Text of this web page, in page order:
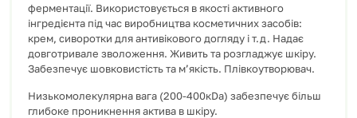
ферментації. Використовується в якості активного
інгредієнта під час виробництва косметичних засобів:
крем, сиворотки для антивікового догляду і т.д. Надає
довготривале зволоження. Живить та розгладжує шкіру.
Забезпечує шовковистість та м’якість. Плівкоутворювач.
Низькомолекулярна вага (200-400кDa) забезпечує більш
глибоке проникнення актива в шкіру.